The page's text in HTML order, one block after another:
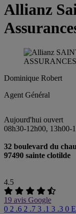
Allianz
Dominique Robert
Agent Général
Aujourd'hui ouvert
08h30-12h00, 13h00-
32 boulevard du
97490 sainte clotilde
4.5
19 avis Google
0 2 .6 2 .7 3 .1 3 .3 0